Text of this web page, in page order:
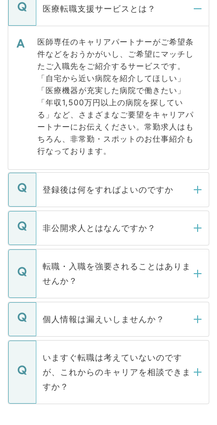
医療転職支援サービスとは？
医師専任のキャリアパートナーがご希望条
件などをおうかがいし、ご希望にマッチし
たご入職先をご紹介するサービスです。
「自宅から近い病院を紹介してほしい」
「医療機器が充実した病院で働きたい」
「年収1,500万円以上の病院を探してい
る」など、さまざまなご要望をキャリアパ
ートナーにお伝えください。常勤求人はも
ちろん、非常勤・スポットのお仕事紹介も
行なっております。
登録後は何をすればよいのですか
ご登録いただきましたら、弊社担当者がご
登録内容を確認し、その後メールもしくは
ます。通常、5営業日以内にはご連絡をせて
いただきますので、しばらくお待ちくださ
非公開求人とはなんですか？
マイナビDOCTORで取り扱っている求人の
うち約3割は、Webサイトからご覧いただ
けない「非公開求人」です。非公開求人は
下記の理由によって、一般には公開してい
ません。
■応募殺到を避けるため 人気のある医療機
関を公にしてしまうと、応募が殺到する場
に、医療機関が求める条件に合った人材の
みを人材紹介会社に依頼するケースが増え
ています。
転職・入職を強要されることはありま
せんか？
転職・入職を強要することは一切ありませ
ん。また、仮に応募先から内定をいただい
定を承諾する必要はありません。内定先へ
の辞退の連絡はキャリアパートナーが行い
個人情報は漏えいしませんか？
個人情報が漏えいすることはありませんの
で、ご安心ください。当サイトからの登録
などで収集したご登録者様の個人情報は、
ご本人のキャリアアップおよび転職活動の
支援を目的に使用いたします。お預かりし
ているすべての個人データはご本人の許可
いますぐ転職は考えていないのです
が、これからのキャリアを相談できま
すか？